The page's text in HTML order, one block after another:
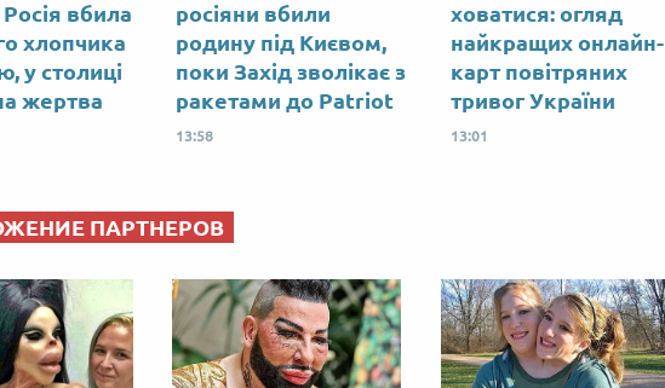
вбила
хлопчика
у столиці
жертва
росіяни вбили
родину під Києвом,
поки Захід зволікає з
ракетами до Patriot
13:58
ховатися: огляд
найкращих онлайн-
карт повітряних
тривог України
13:01
ПАРТНЕРОВ